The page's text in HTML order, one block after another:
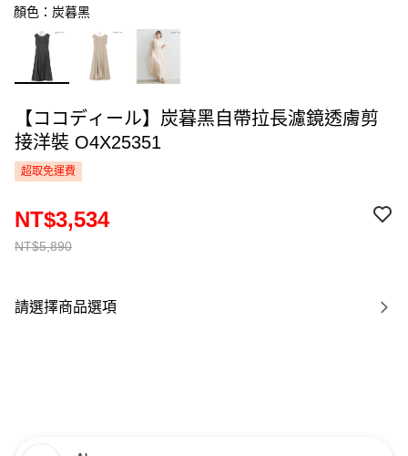
顏色：炭暮黑
【ココディール】炭暮黑自帶拉長濾鏡透膚剪
接洋裝 O4X25351
超取免運費
NT$5,890
NT$3,534
請選擇商品選項